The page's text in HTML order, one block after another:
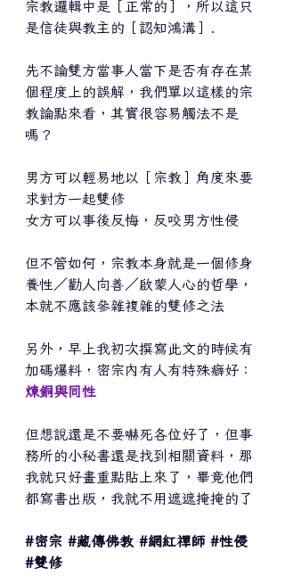
宗教邏輯中是［正常的］，所以這只
是信徒與教主的［認知鴻溝］.
先不論雙方當事人當下是否有存在某
個程度上的誤解，我們單以這樣的宗
教論點來看，其實很容易觸法不是
嗎？
男方可以輕易地以［宗教］角度來要
求對方一起雙修
女方可以事後反悔，反咬男方性侵
但不管如何，宗教本身就是一個修身
養性／勸人向善／啟蒙人心的哲學，
本就不應該參雜複雜的雙修之法
另外，早上我初次撰寫此文的時候有
加碼爆料，密宗內有人有特殊癖好：
煉銅與同性
但想說還是不要嚇死各位好了，但事
務所的小秘書還是找到相關資料，那
我就只好畫重點貼上來了，畢竟他們
都寫書出版，我就不用遮遮掩掩的了
#密宗 #藏傳佛教 #網紅禪師 #性侵
#雙修